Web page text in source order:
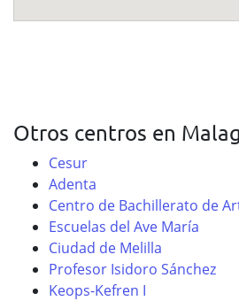
Otros centros en
Cesur
Adenta
Centro de Bachillerato de
Escuelas del Ave María
Ciudad de Melilla
Profesor Isidoro Sánchez
Keops-Kefren I